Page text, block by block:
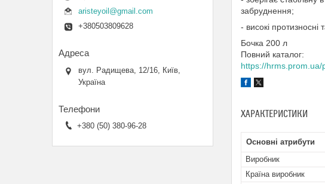
забруднення;
- високі протизносні
Бочка 200 л
Повний каталог:
https://hrms.prom.ua/
ХАРАКТЕРИСТИКИ
Основні атрибути
Виробник
Країна виробник
aristeyoil@gmail.com
+380503809628
вул. Радищева, 12/16, Київ,
Україна
+380 (50) 380-96-28